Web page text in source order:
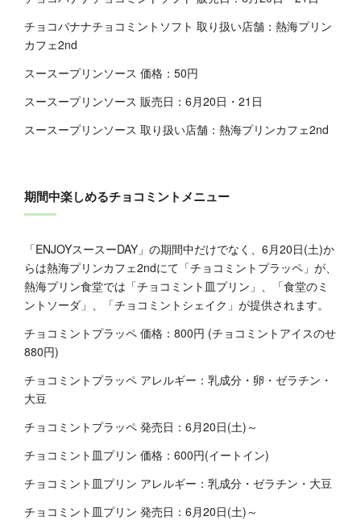
チョコバナナチョコミントソフト 取り扱い店舗：熱海プリン
カフェ2nd
スースープリンソース 価格：50円
スースープリンソース 販売日：6月20日・21日
スースープリンソース 取り扱い店舗：熱海プリンカフェ2nd
期間中楽しめるチョコミントメニュー
「ENJOYスースーDAY」の期間中だけでなく、6月20日(土)か
らは熱海プリンカフェ2ndにて「チョコミントプラッペ」が、
熱海プリン食堂では「チョコミント皿プリン」、「食堂のミ
ントソーダ」、「チョコミントシェイク」が提供されます。
チョコミントプラッペ 価格：800円 (チョコミントアイスのせ
880円)
チョコミントプラッペ アレルギー：乳成分・卵・ゼラチン・
大豆
チョコミントプラッペ 発売日：6月20日(土)～
チョコミント皿プリン 価格：600円(イートイン)
チョコミント皿プリン アレルギー：乳成分・ゼラチン・大豆
チョコミント皿プリン 発売日：6月20日(土)～